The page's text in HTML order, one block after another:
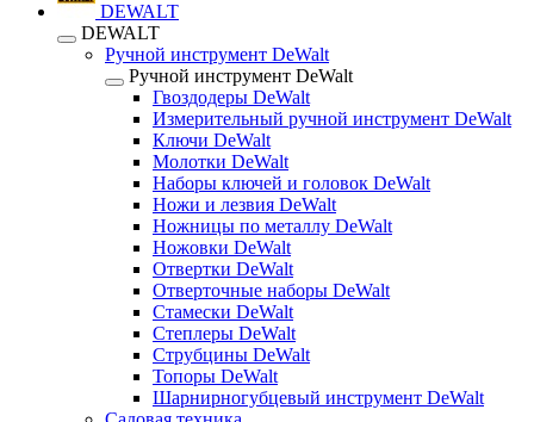
DEWALT
DEWALT
Ручной инструмент DeWalt
Ручной инструмент DeWalt
Гвоздодеры DeWalt
Измерительный ручной инструмент DeWalt
Ключи DeWalt
Молотки DeWalt
Наборы ключей и головок DeWalt
Ножи и лезвия DeWalt
Ножницы по металлу DeWalt
Ножовки DeWalt
Отвертки DeWalt
Отверточные наборы DeWalt
Стамески DeWalt
Степлеры DeWalt
Струбцины DeWalt
Топоры DeWalt
Шарнирногубцевый инструмент DeWalt